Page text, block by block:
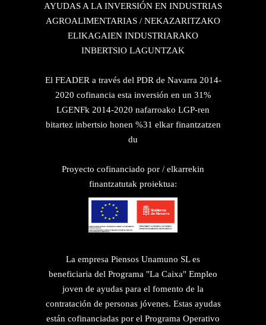
AYUDAS A LA INVERSIÓN EN INDUSTRIAS
AGROALIMENTARIAS / NEKAZARITZAKO
ELIKAGAIEN INDUSTRIARAKO
INBERTSIO LAGUNTZAK
El FEADER a través del PDR de Navarra 2014-
2020 cofinancia esta inversión en un 31%
LGENFk 2014-2020 nafarroako LGP-ren
bitartez inbertsio honen %31 elkar finantzatzen
du
Proyecto cofinanciado por / elkarrekin
finantzatutak proiektua:
La empresa Piensos Unamuno SL es
beneficiaria del Programa "La Caixa" Empleo
joven de ayudas para el fomento de la
contratación de personas jóvenes. Estas ayudas
están cofinanciadas por el Programa Operativo